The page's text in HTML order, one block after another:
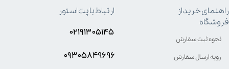
راهنمای خرید از
فروشگاه
نحوه ثبت سفارش
رویه ارسال سفارش
ارتباط با پت استور
۰۲۱۹۱۳۰۵۱۴۵
۰۹۳۰۵8۴9696